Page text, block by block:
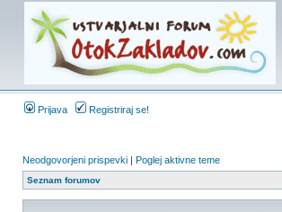
Prijava Registriraj se!
Neodgovorjeni prispevki | Poglej aktivne teme
Seznam forumov